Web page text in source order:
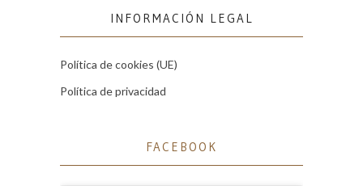
INFORMACIÓN LEGAL
Política de cookies (UE)
Política de privacidad
FACEBOOK